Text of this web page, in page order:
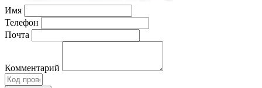
Имя
Телефон
Почта
Комментарий